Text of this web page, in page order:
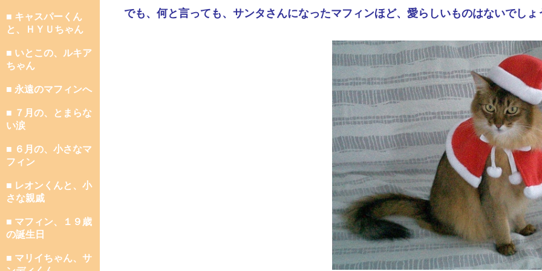
■ キャスパーくん
と、ＨＹＵちゃん
■ いとこの、ルキア
ちゃん
■ 永遠のマフィンへ
■ ７月の、とまらな
い涙
■ ６月の、小さなマ
フィン
■ レオンくんと、小
さな親戚
■ マフィン、１９歳
の誕生日
■ マリイちゃん、サ
でも、何と言っても、サンタさんになったマフィンほど、愛らしいものはないでしょ